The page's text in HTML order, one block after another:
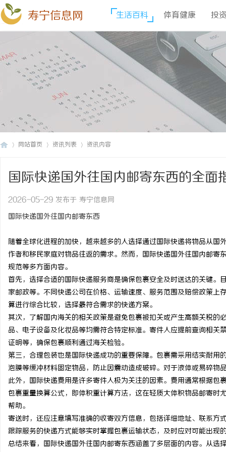
寿宁信息网 生活百科 体育健康 投
网站首页 资讯列表 资讯内容
国际快递国外往国内邮寄东西的全面
2026-05-29 发布于 寿宁信息网
国际快递国外往国内邮寄东西
随着全球化进程的加快，越来越多的人选择通过国际快递将物品从
作者和移民家庭对物品往返的需求。然而，国际快递国外往国内邮
规范等多方面内容。
首先，选择合适的国际快递服务商是确保包裹安全及时送达的关键
家邮政等。不同快递公司在价格、运输速度、服务范围及赔偿政策
算进行综合比较，选择最符合需求的快递方案。
其次，了解国内海关的相关政策是避免包裹被扣关或产生高额关税
品、电子设备及化妆品等均需符合特定标准。寄件人应提前查询相
证明等，确保包裹顺利通过海关检验。
第三，合理包装也是国际快递成功的重要保障。包裹需采用结实耐
泡膜等缓冲材料固定物品，防止因震动造成破碎。对于液体或易碎
此外，国际快递费用是许多寄件人极为关注的因素。费用通常根据
包裹重量换算公式，即体积重计算方法，这在轻质大体积物品邮寄
帮助。
寄送时，还应注意填写准确的收寄双方信息，包括详细地址、联系
跟踪服务的快递方式能够实时掌握包裹运输状态，及时应对可能出现
总结来看，国际快递国外往国内邮寄东西涵盖了多层面的内容。从